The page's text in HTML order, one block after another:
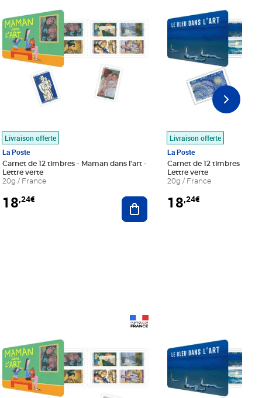
au panier
Livraison offerte
La Poste
Carnet de 12 timbres - Maman dans l'art -
Lettre verte
20g / France
18,24€ Ajouter au panier
Livraison offerte
La Poste
Carnet de 12 timbres - Le
Lettre verte
20g / France
18,24€